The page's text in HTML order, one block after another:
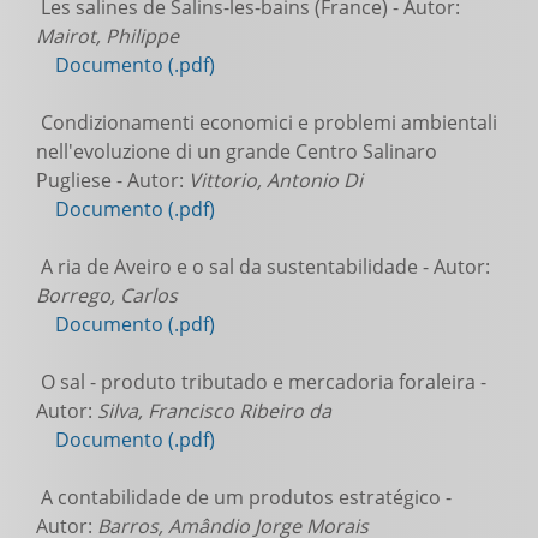
Les salines de Salins-les-bains (France) - Autor:
Mairot, Philippe
Documento (.pdf)
Condizionamenti economici e problemi ambientali
nell'evoluzione di un grande Centro Salinaro
Pugliese - Autor: Vittorio, Antonio Di
Documento (.pdf)
A ria de Aveiro e o sal da sustentabilidade - Autor:
Borrego, Carlos
Documento (.pdf)
O sal - produto tributado e mercadoria foraleira -
Autor: Silva, Francisco Ribeiro da
Documento (.pdf)
A contabilidade de um produtos estratégico -
Autor: Barros, Amândio Jorge Morais